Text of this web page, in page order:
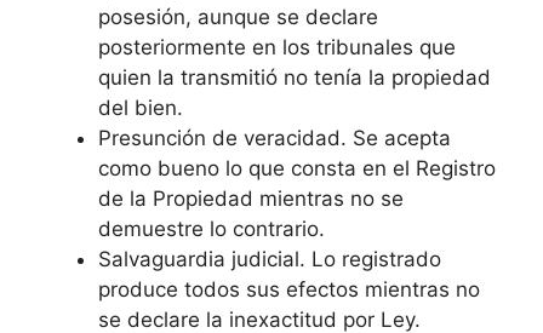
posesión, aunque se declare
posteriormente en los tribunales que
quien la transmitió no tenía la propiedad
del bien.
Presunción de veracidad. Se acepta
como bueno lo que consta en el Registro
de la Propiedad mientras no se
demuestre lo contrario.
Salvaguardia judicial. Lo registrado
produce todos sus efectos mientras no
se declare la inexactitud por Ley.